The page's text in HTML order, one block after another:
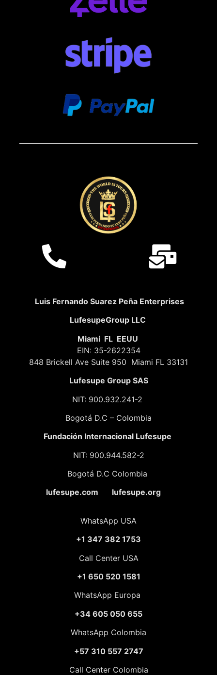
Luis Fernando Suarez Peña Enterprises
LufesupeGroup LLC
Miami FL EEUU
EIN: 35-2622354
848 Brickell Ave Suite 950 Miami FL 33131
Lufesupe Group SAS
NIT: 900.932.241-2
Bogotá D.C – Colombia
Fundación Internacional Lufesupe
NIT: 900.944.582-2
Bogotá D.C Colombia
lufesupe.com lufesupe.org
WhatsApp USA
+1 347 382 1753
Call Center USA
+1 650 520 1581
WhatsApp Europa
+34 605 050 655
WhatsApp Colombia
+57 310 557 2747
Call Center Colombia